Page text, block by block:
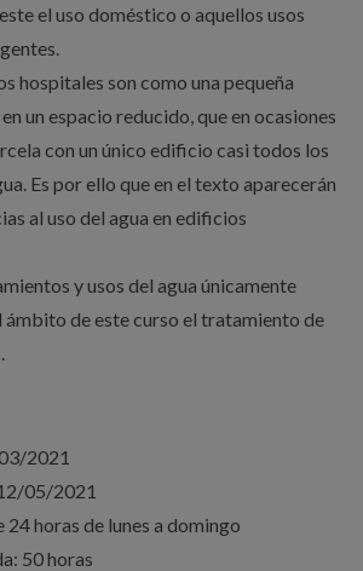
el uso doméstico o aquellos usos
hospitales son como una pequeña
un espacio reducido, que en ocasiones
con un único edificio casi todos los
Es por ello que en el texto aparecerán
al uso del agua en edificios
y usos del agua únicamente
ámbito de este curso el tratamiento de
2021
05/2021
horas de lunes a domingo
50 horas